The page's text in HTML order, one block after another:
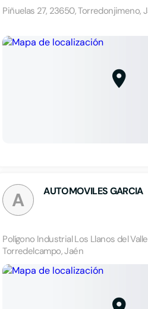
Piñuelas 27, 23650, Torredonjimeno,
A AUTOMOVILES GARCIA
Polígono Industrial Los Llanos del
Torredelcampo, Jaén